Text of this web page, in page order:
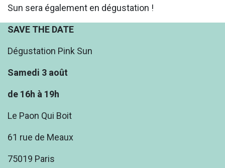
Sun sera également en dégustation !
SAVE THE DATE
Dégustation Pink Sun
Samedi 3 août
de 16h à 19h
Le Paon Qui Boit
61 rue de Meaux
75019 Paris